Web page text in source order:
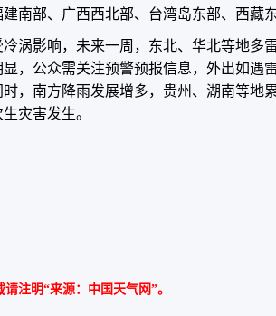
建南部、广西西北部、台湾岛东部、西藏
冷涡影响，未来一周，东北、华北等地多
显，公众需关注预警预报信息，外出如遇
时，南方降雨发展增多，贵州、湖南等地
灾害发生。
请注明“来源：中国天气网”。